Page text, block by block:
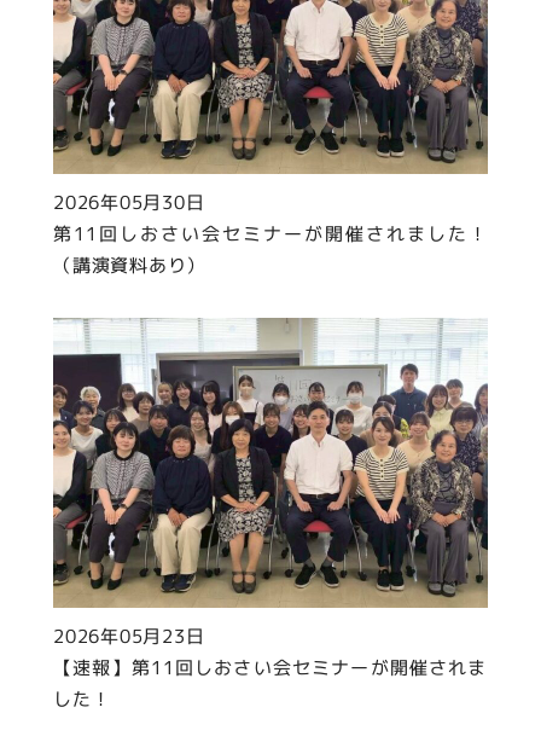
2026年05月30日
第11回しおさい会セミナーが開催されました！
（講演資料あり）
2026年05月23日
【速報】第11回しおさい会セミナーが開催されま
した！